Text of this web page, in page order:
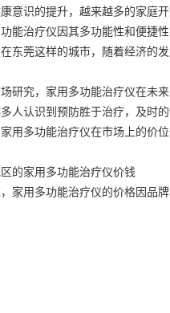
意识的提升，越来越多的家庭
能治疗仪因其多功能性和便捷
东莞这样的城市，随着经济的
研究，家用多功能治疗仪在未
人认识到预防胜于治疗，及时
家用多功能治疗仪在市场上的价
的家用多功能治疗仪价钱
家用多功能治疗仪的价格因品